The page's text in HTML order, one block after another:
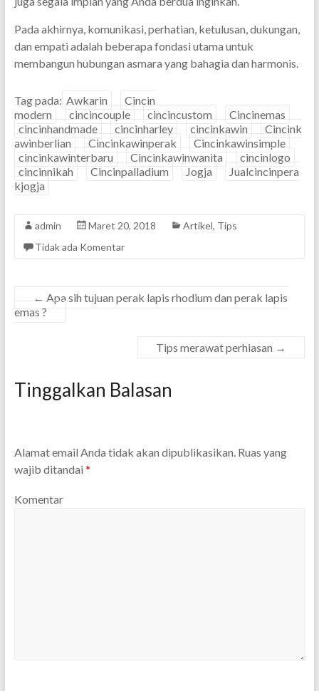
Pada akhirnya, komunikasi, perhatian, ketulusan, dukungan,
dan empati adalah beberapa fondasi utama untuk
membangun hubungan asmara yang bahagia dan harmonis.
Tag pada: Awkarin
Cincin
modern
cincincouple cincincustom
Cincinemas
cincinhandmade
cincinharley cincinkawin
Cincink
awinberlian
Cincinkawinperak
Cincinkawinsimple
cincinkawinterbaru
Cincinkawinwanita
cincinlogo
cincinnikah
Cincinpalladium Jogja
Jualcincinpera
kjogja
admin Maret 20, 2018 Artikel, Tips
Tidak ada Komentar
← Apa sih tujuan perak lapis rhodium dan perak lapis
emas ?
Tips merawat perhiasan →
Tinggalkan Balasan
Alamat email Anda tidak akan dipublikasikan.Ruas yang
wajib ditandai *
Komentar